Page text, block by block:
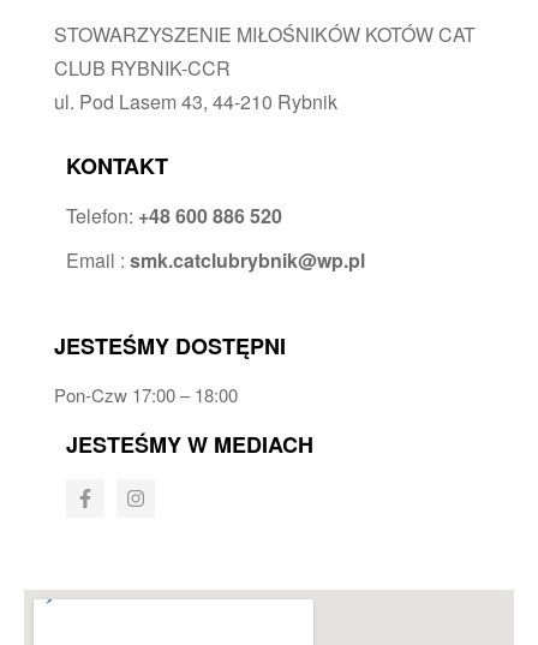
STOWARZYSZENIE MIŁOŚNIKÓW KOTÓW CAT
CLUB RYBNIK-CCR
ul. Pod Lasem 43, 44-210 Rybnik
KONTAKT
Telefon: +48 600 886 520
Email : smk.catclubrybnik@wp.pl
JESTEŚMY DOSTĘPNI
Pon-Czw 17:00 – 18:00
JESTEŚMY W MEDIACH